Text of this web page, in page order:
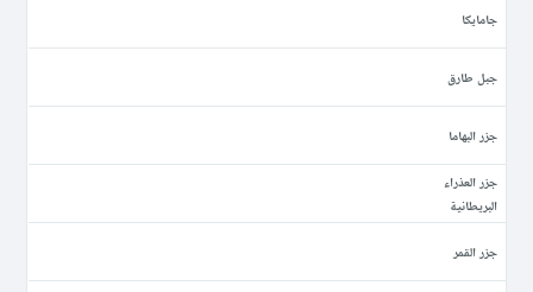
جامايكا
جبل طارق
جزر البهاما
جزر العذراء
البريطانية
جزر القمر